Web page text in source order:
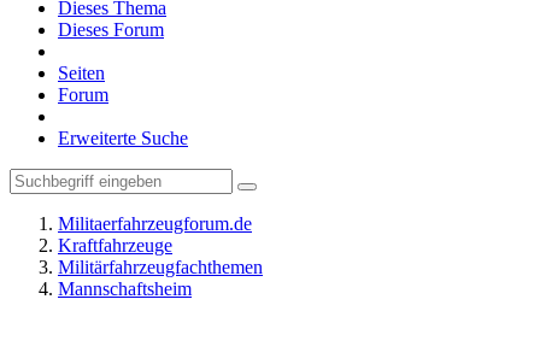
Dieses Thema
Dieses Forum
Seiten
Forum
Erweiterte Suche
Militaerfahrzeugforum.de
Kraftfahrzeuge
Militärfahrzeugfachthemen
Mannschaftsheim